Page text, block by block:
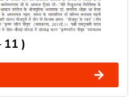
11 )